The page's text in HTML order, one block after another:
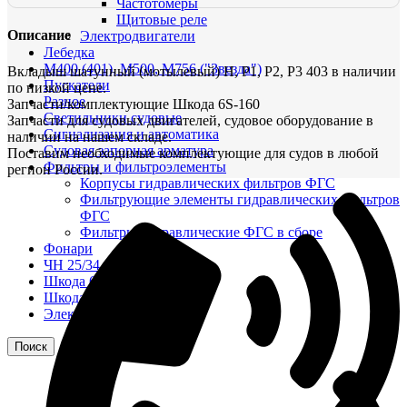
Частотомеры
Щитовые реле
Электродвигатели
Лебедка
М400 (401), М500, М756 ("Звезда")
Пускатели
Разное
Светильники судовые
Сигнализация и автоматика
Судовая запорная арматура
Фильтры и фильтроэлементы
Корпусы гидравлических фильтров ФГС
Фильтрующие элементы гидравлических фильтров
ФГС
Фильтры гидравлические ФГС в сборе
Фонари
ЧН 25/34
Шкода 6S-160
Шкода-275
Электродвигатели
Поиск
Описание
Вкладыш шатунный (мотылевый) Н, Р1, Р2, Р3 403 в наличии
по низкой цене.
Запчасти/комплектующие Шкода 6S-160
Запчасти для судовых двигателей, судовое оборудование в
наличии на нашем складе.
Поставим необходимые комплектующие для судов в любой
регион России.